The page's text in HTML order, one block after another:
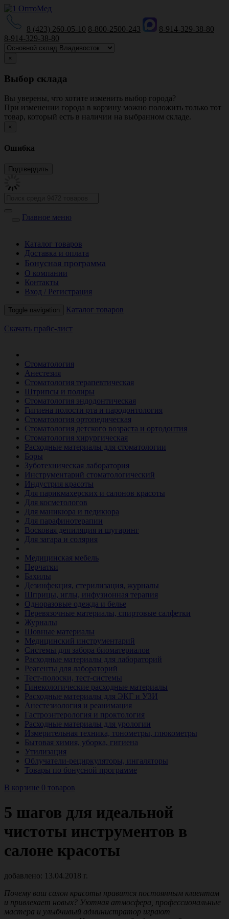
8 (423) 260-05-10 8-800-2500-243
8-914-329-38-80
8-914-329-38-80
×
Выбор склада
Вы уверены, что хотите изменить выбор города?
При изменении города в корзину можно положить только тот
товар, который есть в наличии на выбранном складе.
×
Ошибка
Главное меню
Каталог товаров
Доставка и оплата
Бонусная программа
О компании
Контакты
Вход / Регистрация
Toggle navigation Каталог товаров
Скачать прайс-лист
Стоматология
Анестезия
Стоматология терапевтическая
Штрипсы и полиры
Стоматология эндодонтическая
Гигиена полости рта и пародонтология
Стоматология ортопедическая
Стоматология детского возраста и ортодонтия
Стоматология хирургическая
Расходные материалы для стоматологии
Боры
Зуботехническая лаборатория
Инструментарий стоматологический
Индустрия красоты
Для парикмахерских и салонов красоты
Для косметологов
Для маникюра и педикюра
Для парафинотерапии
Восковая депиляция и шугаринг
Для загара и солярия
Медицинская мебель
Перчатки
Бахилы
Дезинфекция, стерилизация, журналы
Шприцы, иглы, инфузионная терапия
Одноразовые одежда и белье
Перевязочные материалы, спиртовые салфетки
Журналы
Шовные материалы
Медицинский инструментарий
Системы для забора биоматериалов
Расходные материалы для лабораторий
Реагенты для лабораторий
Тест-полоски, тест-системы
Гинекологические расходные материалы
Расходные материалы для ЭКГ и УЗИ
Анестезиология и реанимация
Гастроэнтерология и проктология
Расходные материалы для урологии
Измерительная техника, тонометры, глюкометры
Бытовая химия, уборка, гигиена
Утилизация
Облучатели-рециркуляторы, ингаляторы
Товары по бонусной программе
В корзине 0 товаров
5 шагов для идеальной
чистоты инструментов в
салоне красоты
добавлено: 13.04.2018 г.
Почему ваш салон красоты нравится постоянным клиентам
и привлекает новых? Уютная атмосфера, профессиональные
мастера и улыбчивый администратор играют